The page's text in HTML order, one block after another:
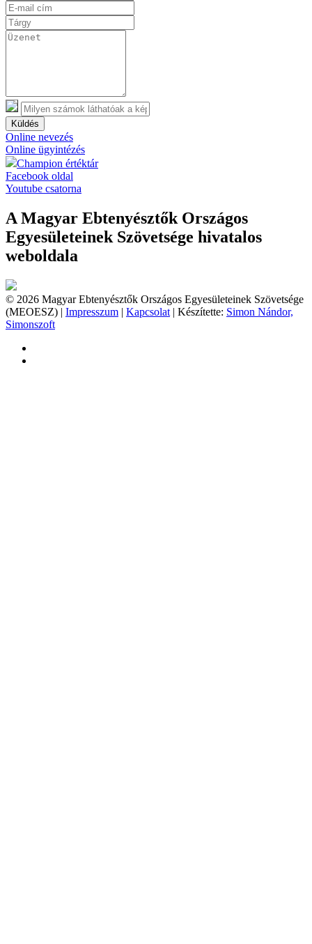
Küldés
Online nevezés
Online ügyintézés
Champion értéktár
Facebook oldal
Youtube csatorna
A Magyar Ebtenyésztők Országos
Egyesületeinek Szövetsége hivatalos
weboldala
© 2026 Magyar Ebtenyésztők Országos Egyesületeinek Szövetsége
(MEOESZ) | Impresszum | Kapcsolat | Készítette: Simon Nándor,
Simonszoft